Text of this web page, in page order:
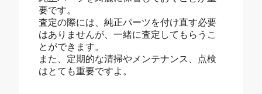
要です。
査定の際には、純正パーツを付け直す必要
はありませんが、一緒に査定してもらうこ
とができます。
また、定期的な清掃やメンテナンス、点検
はとても重要ですよ。